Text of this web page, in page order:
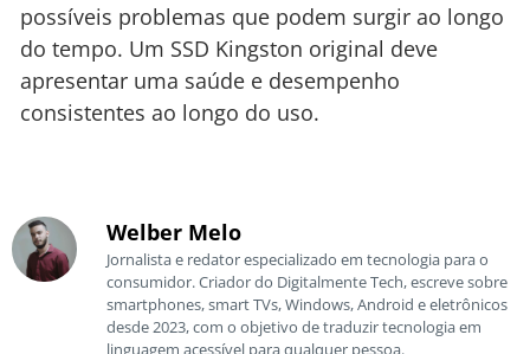
possíveis problemas que podem surgir ao longo
do tempo. Um SSD Kingston original deve
apresentar uma saúde e desempenho
consistentes ao longo do uso.
Welber Melo
Jornalista e redator especializado em tecnologia para o
consumidor. Criador do Digitalmente Tech, escreve sobre
smartphones, smart TVs, Windows, Android e eletrônicos
desde 2023, com o objetivo de traduzir tecnologia em
linguagem acessível para qualquer pessoa.